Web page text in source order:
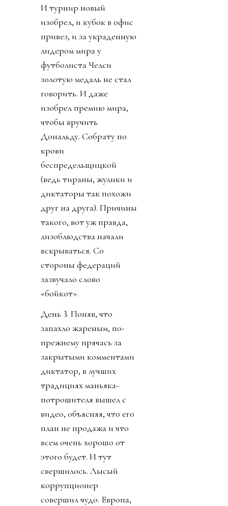
И турнир новый
изобрел, и кубок в офис
привез, и за украденную
лидером мира у
футболиста Челси
золотую медаль не стал
говорить. И даже
изобрел премию мира,
чтобы вручить
Дональду. Собрату по
крови
беспредельщицкой
(ведь тираны, жулики и
диктаторы так похожи
друг на друга). Причины
такого, вот уж правда,
лизоблюдства начали
вскрываться. Со
стороны федераций
зазвучало слово
«бойкот».
День 3. Поняв, что
запахло жареным, по-
прежнему прячась за
закрытыми комментами
диктатор, в лучших
традициях маньяка-
потрошителя вышел с
видео, объясняя, что его
план не продажа и что
всем очень хорошо от
этого будет. И тут
свершилось. Лысый
коррупционер
совершил чудо. Европа,